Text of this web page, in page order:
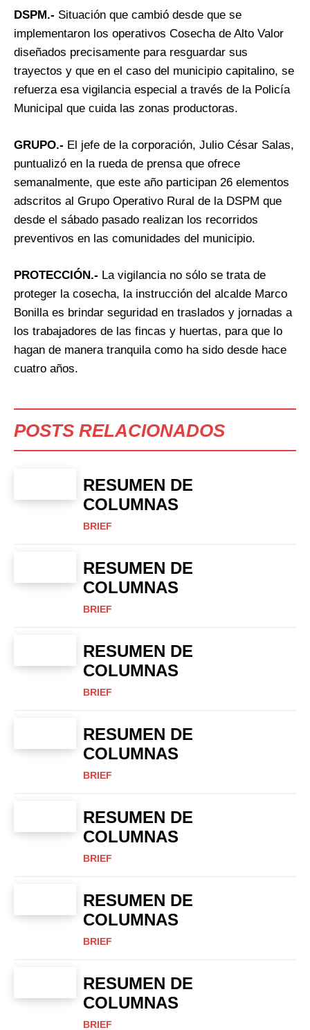
DSPM.- Situación que cambió desde que se
implementaron los operativos Cosecha de Alto Valor
diseñados precisamente para resguardar sus
trayectos y que en el caso del municipio capitalino, se
refuerza esa vigilancia especial a través de la Policía
Municipal que cuida las zonas productoras.
GRUPO.- El jefe de la corporación, Julio César Salas,
puntualizó en la rueda de prensa que ofrece
semanalmente, que este año participan 26 elementos
adscritos al Grupo Operativo Rural de la DSPM que
desde el sábado pasado realizan los recorridos
preventivos en las comunidades del municipio.
PROTECCIÓN.- La vigilancia no sólo se trata de
proteger la cosecha, la instrucción del alcalde Marco
Bonilla es brindar seguridad en traslados y jornadas a
los trabajadores de las fincas y huertas, para que lo
hagan de manera tranquila como ha sido desde hace
cuatro años.
POSTS RELACIONADOS
RESUMEN DE
COLUMNAS
BRIEF
RESUMEN DE
COLUMNAS
BRIEF
RESUMEN DE
COLUMNAS
BRIEF
RESUMEN DE
COLUMNAS
BRIEF
RESUMEN DE
COLUMNAS
BRIEF
RESUMEN DE
COLUMNAS
BRIEF
RESUMEN DE
COLUMNAS
BRIEF